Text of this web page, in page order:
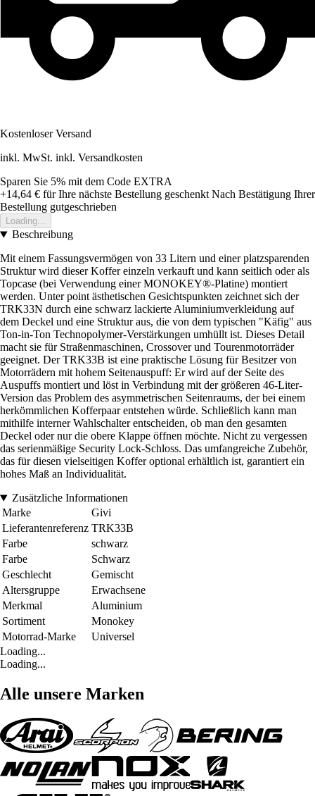
Kostenloser Versand
inkl. MwSt. inkl. Versandkosten
Sparen Sie 5% mit dem Code EXTRA
+14,64 € für Ihre nächste Bestellung geschenkt Nach Bestätigung Ihrer
Bestellung gutgeschrieben
Loading...
Beschreibung
Mit einem Fassungsvermögen von 33 Litern und einer platzsparenden
Struktur wird dieser Koffer einzeln verkauft und kann seitlich oder als
Topcase (bei Verwendung einer MONOKEY®-Platine) montiert
werden. Unter point ästhetischen Gesichtspunkten zeichnet sich der
TRK33N durch eine schwarz lackierte Aluminiumverkleidung auf
dem Deckel und eine Struktur aus, die von dem typischen "Käfig" aus
Ton-in-Ton Technopolymer-Verstärkungen umhüllt ist. Dieses Detail
macht sie für Straßenmaschinen, Crossover und Tourenmotorräder
geeignet. Der TRK33B ist eine praktische Lösung für Besitzer von
Motorrädern mit hohem Seitenauspuff: Er wird auf der Seite des
Auspuffs montiert und löst in Verbindung mit der größeren 46-Liter-
Version das Problem des asymmetrischen Seitenraums, der bei einem
herkömmlichen Kofferpaar entstehen würde. Schließlich kann man
mithilfe interner Wahlschalter entscheiden, ob man den gesamten
Deckel oder nur die obere Klappe öffnen möchte. Nicht zu vergessen
das serienmäßige Security Lock-Schloss. Das umfangreiche Zubehör,
das für diesen vielseitigen Koffer optional erhältlich ist, garantiert ein
hohes Maß an Individualität.
Zusätzliche Informationen
Marke
Givi
Lieferantenreferenz TRK33B
Farbe
schwarz
Farbe
Schwarz
Geschlecht
Gemischt
Altersgruppe
Erwachsene
Merkmal
Aluminium
Sortiment
Monokey
Motorrad-Marke
Universel
Loading...
Loading...
Alle unsere Marken